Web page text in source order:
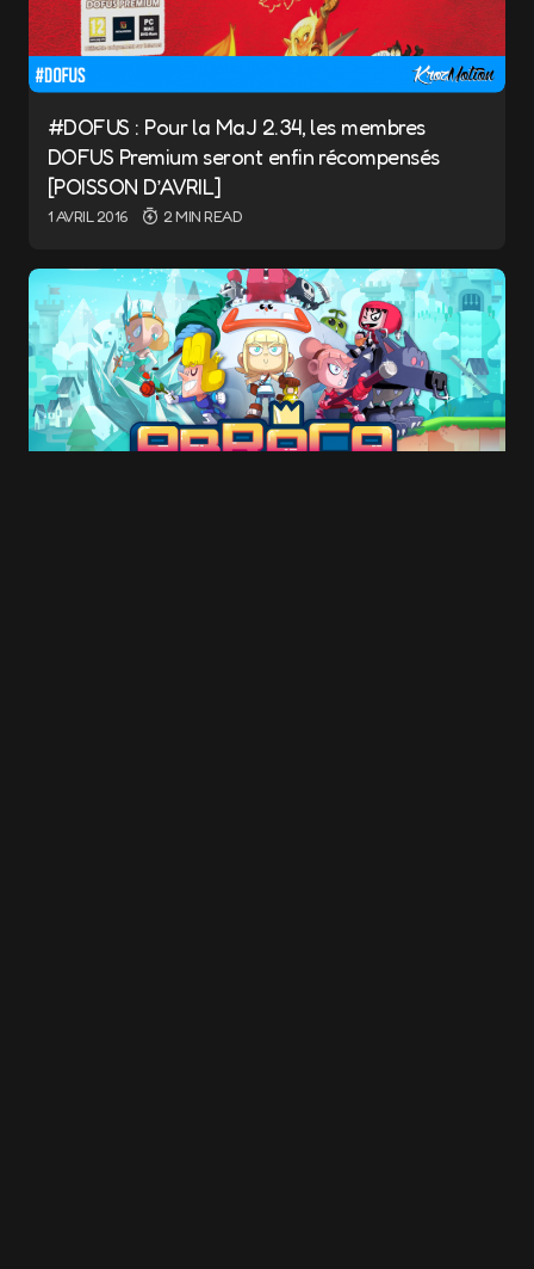
Name*
E-mail*
Save my name and e-mail in this browser for
the next time I comment.
#DOFUS : Pour la MaJ 2.34, les membres
DOFUS Premium seront enfin récompensés
[POISSON D’AVRIL]
1 AVRIL 2016 2 MIN READ